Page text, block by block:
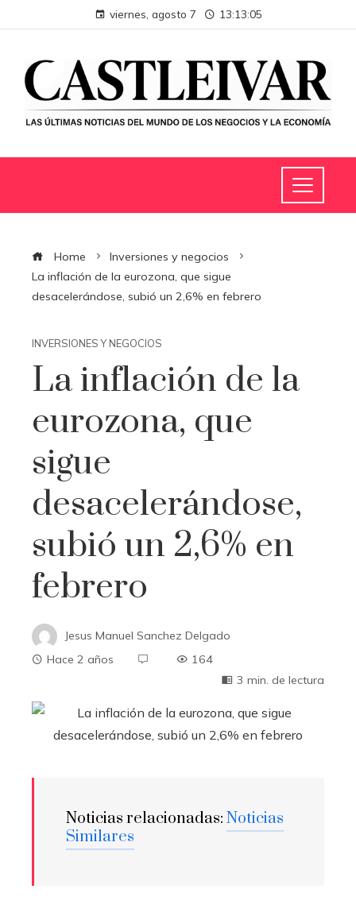
viernes, agosto 7 13:13:05
Home
Inversiones y negocios
La inflación de la eurozona, que sigue
desacelerándose, subió un 2,6% en febrero
INVERSIONES Y NEGOCIOS
La inflación de la
eurozona, que
sigue
desacelerándose,
subió un 2,6% en
febrero
Jesus Manuel Sanchez Delgado
Hace 2 años
164
3 min. de lectura
Noticias relacionadas: Noticias
Similares